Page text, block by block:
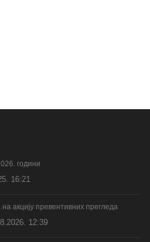
години
16:21
акцију превентивних прегледа
12:39